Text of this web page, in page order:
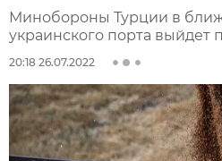
Минобороны Турции в
украинского порта выйдет
20:18 26.07.2022